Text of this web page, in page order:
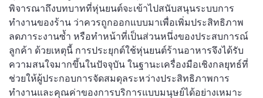
พิจารณาถึงบทบาทที่หุ่นยนต์จะเข้าไปสนับสนุนระบบการ
ทำงานของร้าน ว่าควรถูกออกแบบมาเพื่อเพิ่มประสิทธิภาพ
ลดภาระงานซ้ำ หรือทำหน้าที่เป็นส่วนหนึ่งของประสบการณ์
ลูกค้า ด้วยเหตุนี้ การประยุกต์ใช้หุ่นยนต์ร้านอาหารจึงได้รับ
ความสนใจมากขึ้นในปัจจุบัน ในฐานะเครื่องมือเชิงกลยุทธ์ที่
ช่วยให้ผู้ประกอบการจัดสมดุลระหว่างประสิทธิภาพการ
ทำงานและคุณค่าของการบริการแบบมนุษย์ได้อย่างเหมาะ